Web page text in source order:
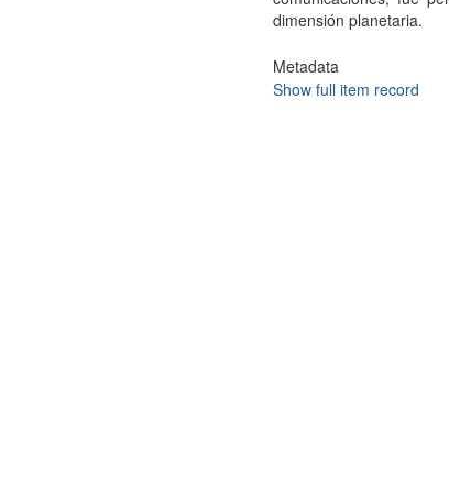
dimensión planetaria.
Metadata
Show full item record